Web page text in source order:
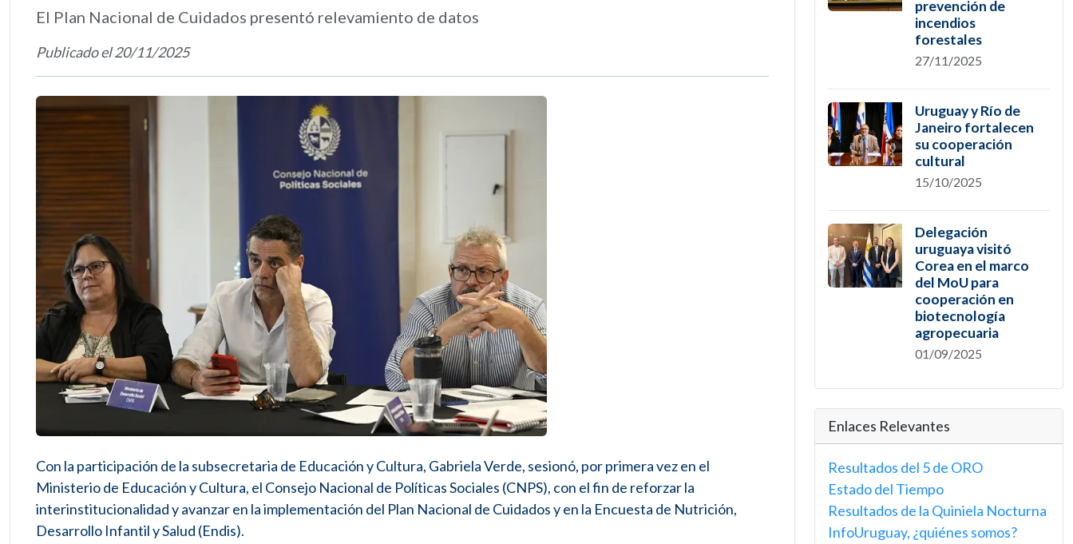
El Plan Nacional de Cuidados presentó relevamiento de datos
Publicado el 20/11/2025
Con la participación de la subsecretaria de Educación y Cultura, Gabriela Verde, sesionó, por primera vez en el
Ministerio de Educación y Cultura, el Consejo Nacional de Políticas Sociales (CNPS), con el fin de reforzar la
interinstitucionalidad y avanzar en la implementación del Plan Nacional de Cuidados y en la Encuesta de Nutrición,
Desarrollo Infantil y Salud (Endis).
prevención de
incendios
forestales
27/11/2025
Uruguay y Río de
Janeiro fortalecen
su cooperación
cultural
15/10/2025
Delegación
uruguaya visitó
Corea en el marco
del MoU para
cooperación en
biotecnología
agropecuaria
01/09/2025
Enlaces Relevantes
Resultados del 5 de ORO
Estado del Tiempo
Resultados de la Quiniela Nocturna
InfoUruguay, ¿quiénes somos?